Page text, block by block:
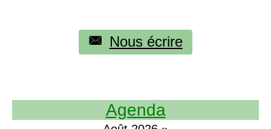
Nous écrire
Agenda